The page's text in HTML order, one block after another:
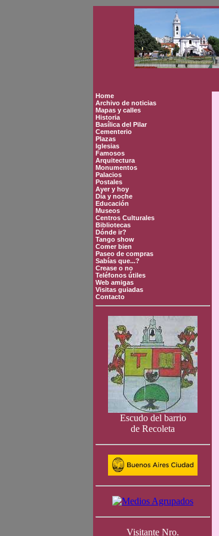
Home
Archivo de noticias
Mapas y calles
Historia
Basílica del Pilar
Cementerio
Plazas
Iglesias
Famosos
Arquitectura
Monumentos
Palacios
Postales
Ayer y hoy
Día y noche
Educación
Museos
Centros Culturales
Bibliotecas
Dónde ir?
Tango show
Comer bien
Paseo de compras
Sabías que...?
Crease o no
Teléfonos útiles
Web amigas
Visitas guiadas
Contacto
Escudo del barrio
de Recoleta
Visitante Nro.